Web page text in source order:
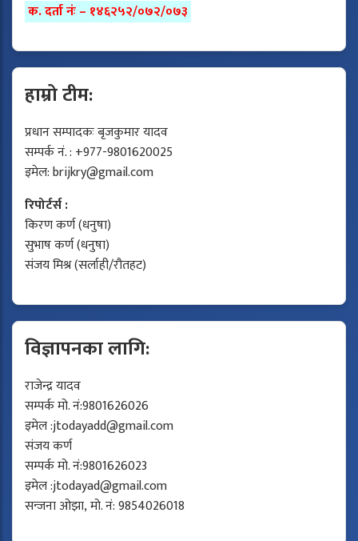
क. दर्ता नंः – १४६२५२/०७२/०७३
हाम्रो टीम:
प्रधान सम्पादकः बृजकुमार यादव
सम्पर्क नं. : +977-9801620025
इमेल:brijkry@gmail.com
रिपोर्टर्स :
किरण कर्ण (धनुषा)
सुभाष कर्ण (धनुषा)
संजय मिश्र (सर्लाही/रौतहट)
विज्ञापनका लागि:
राजेन्द्र यादव
सम्पर्क मो. नं:9801626026
इमेल :jtodayadd@gmail.com
संजय कर्ण
सम्पर्क मो. नं:9801626023
इमेल :jtodayad@gmail.com
सन्जना ओझा, मो. नं: 9854026018